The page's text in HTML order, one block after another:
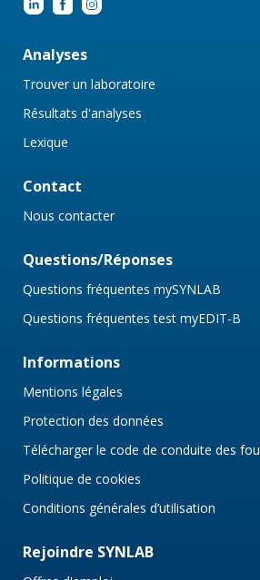
Analyses
Trouver un laboratoire
Résultats d'analyses
Lexique
Contact
Nous contacter
Questions/Réponses
Questions fréquentes mySYNLAB
Questions fréquentes test myEDIT-B
Informations
Mentions légales
Protection des données
Télécharger le code de conduite des
Politique de cookies
Conditions générales d’utilisation
Rejoindre SYNLAB